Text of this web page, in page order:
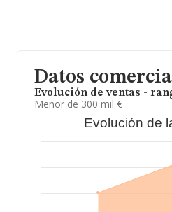
Datos
Evolución de ventas -
Menor de 300 mil €
Evolución de